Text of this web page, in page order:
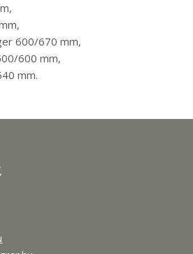
600/670 mm,
600 mm,
mm.